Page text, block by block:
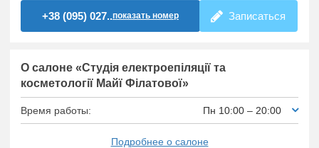
+38 (095) 027..показать номер Записаться
О салоне «Студія електроепіляції та
косметології Майї Філатової»
Время работы: Пн 10:00 – 20:00
Подробнее о салоне